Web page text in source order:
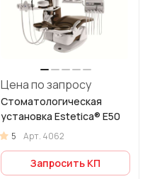
Цена по запросу
Стоматологическая
установка Estetica® E50
5 Арт. 4062
Запросить КП